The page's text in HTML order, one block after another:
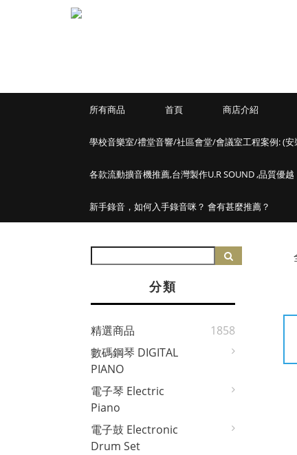
所有商品 首頁 商店介紹
學校音樂室/禮堂音響/社區會堂/會議室工程案例: (安
各款流動擴音機推薦,台灣製作U.R SOUND ,品質優越
新手錄音，如何入手錄音咪？ 會有甚麼推薦？
分類
精選商品
1858
數碼鋼琴 DIGITAL
PIANO
電子琴 Electric
Piano
電子鼓 Electronic
Drum Set